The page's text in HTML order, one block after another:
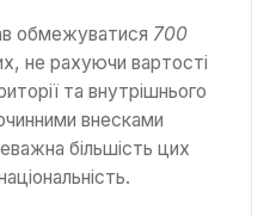
обмежуватися 700
не рахуючи вартості
та внутрішнього
внесками
більшість цих